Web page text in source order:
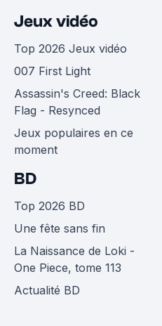
Jeux vidéo
Top 2026 Jeux vidéo
007 First Light
Assassin's Creed: Black
Flag - Resynced
Jeux populaires en ce
moment
BD
Top 2026 BD
Une fête sans fin
La Naissance de Loki -
One Piece, tome 113
Actualité BD